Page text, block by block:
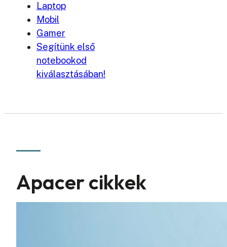
Laptop
Mobil
Gamer
Segítünk első
notebookod
kiválasztásában!
Apacer cikkek